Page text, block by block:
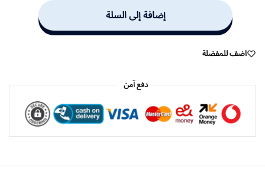
إضافة إلى السلة
اضف للمفضلة
دفع آمن